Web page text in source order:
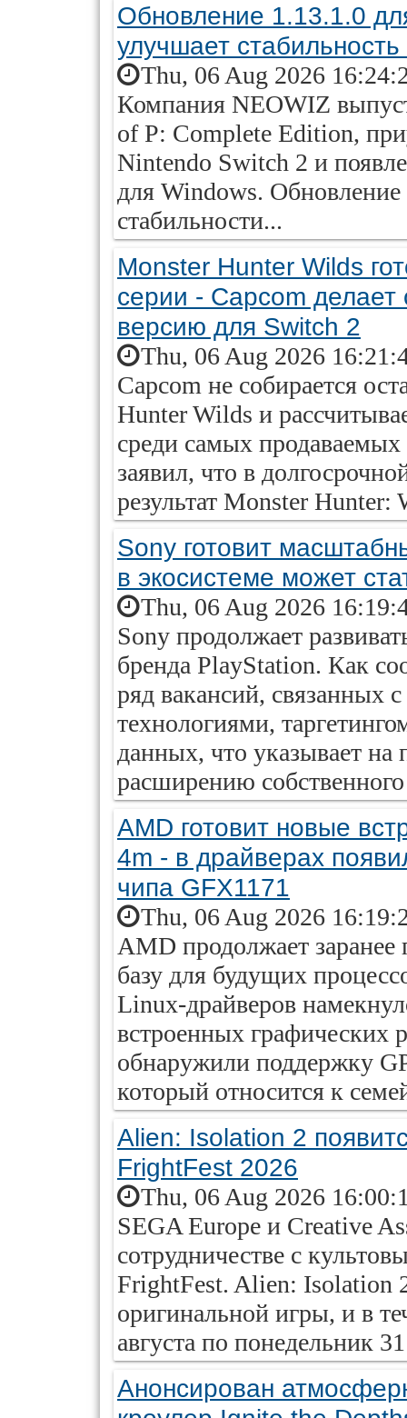
Обновление 1.13.1.0
улучшает
Thu, 06 Aug 2026
Компания NEOWIZ
of P: Complete Edition,
Nintendo Switch 2 и
для Windows.
стабильности...
Monster Hunter Wilds
серии - Capcom
версию для Switch 2
Thu, 06 Aug 2026
Capcom не собирается
Hunter Wilds и
среди самых
заявил, что в
результат Monster Hunter:
Sony готовит
в экосистеме может
Thu, 06 Aug 2026
Sony продолжает
бренда PlayStation. Как
ряд вакансий, связанных
технологиями,
данных, что указывает
расширению
AMD готовит новые
4m - в драйверах
чипа GFX1171
Thu, 06 Aug 2026
AMD продолжает
базу для будущих
Linux-драйверов
встроенных
обнаружили поддержку
который относится к
Alien: Isolation 2
FrightFest 2026
Thu, 06 Aug 2026
SEGA Europe и Creative
сотрудничестве с
FrightFest. Alien: Isolation
оригинальной игры, и в
августа по понедельник
Анонсирован